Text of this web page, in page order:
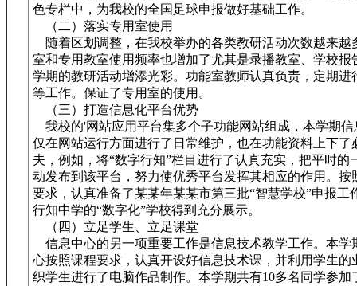
色专栏中，为我校的全国足球申报做好基础工作。
（二）落实专用室使用
随着区划调整，在我校举办的各类教研活动次数越来越
室和专用教室使用频率也增加了尤其是录播教室、学校报
学期的教研活动增添光彩。功能室教师认真负责，定期进
等工作。保证了专用室的使用。
（三）打造信息化平台优势
我校的'网站应用平台集多个子功能网站组成，本学期信
仅在网站运行方面进行了日常维护，也在功能资料上下了
夫，例如，将“数字行知”栏目进行了认真充实，把平时的
动发布到该平台，努力使优秀平台发挥其相应的作用。按
要求，认真准备了某某年某某市第三批“智慧学校”申报工
行知中学的“数字化”学校得到充分展示。
（四）立足学生、立足课堂
信息中心的另一项重要工作是信息技术教学工作。本学
心按照课程要求，认真开设好信息技术课，并利用学生的
织学生进行了电脑作品制作。本学期共有10多名同学参加